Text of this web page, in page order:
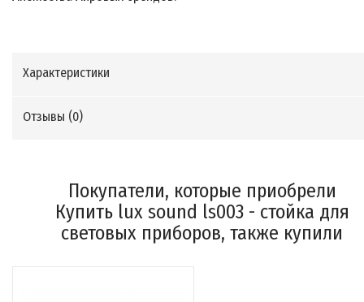
Характеристики
Отзывы (0)
Покупатели, которые приобрели
Купить lux sound ls003 - стойка для
световых приборов, также купили